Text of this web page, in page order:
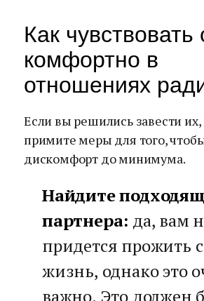
Как чувствовать
комфортно в
отношениях
Если вы решились завести их,
примите меры для того,
дискомфорт до минимума.
Найдите
партнера: да, вам
придется прожить
жизнь, однако это
важно. Это должен